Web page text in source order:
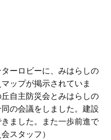
ーロビーに、みはらしの
ップが掲示されていま
自主防災会とみはらしの
の会議をしました。建設
ました。また一歩前進で
スタッフ）